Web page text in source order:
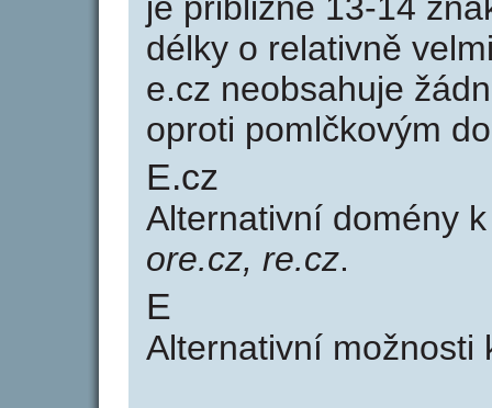
délky o relativně
e.cz neobsahuje
oproti pomlčkovým
E.cz
Alternativní domény
ore.cz, re.cz.
E
Alternativní možnosti